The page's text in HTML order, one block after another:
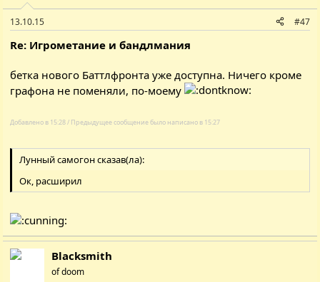
13.10.15 #47
Re: Игрометание и бандлмания
бетка нового Баттлфронта уже доступна. Ничего кроме
графона не поменяли, по-моему
Добавлено в 15:28 / Предыдущее сообщение было написано в 15:27
Лунный самогон сказав(ла):
Ок, расширил
Blacksmith
of doom